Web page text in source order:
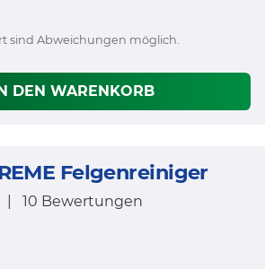
sind Abweichungen möglich.
DEN WARENKORB
Felgenreiniger
|10 Bewertungen